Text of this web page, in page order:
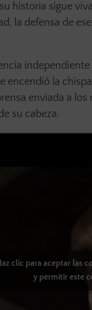
historia sigue
la defensa de
encendió la
enviada a
su cabeza.
clic para aceptar las
y permitir este